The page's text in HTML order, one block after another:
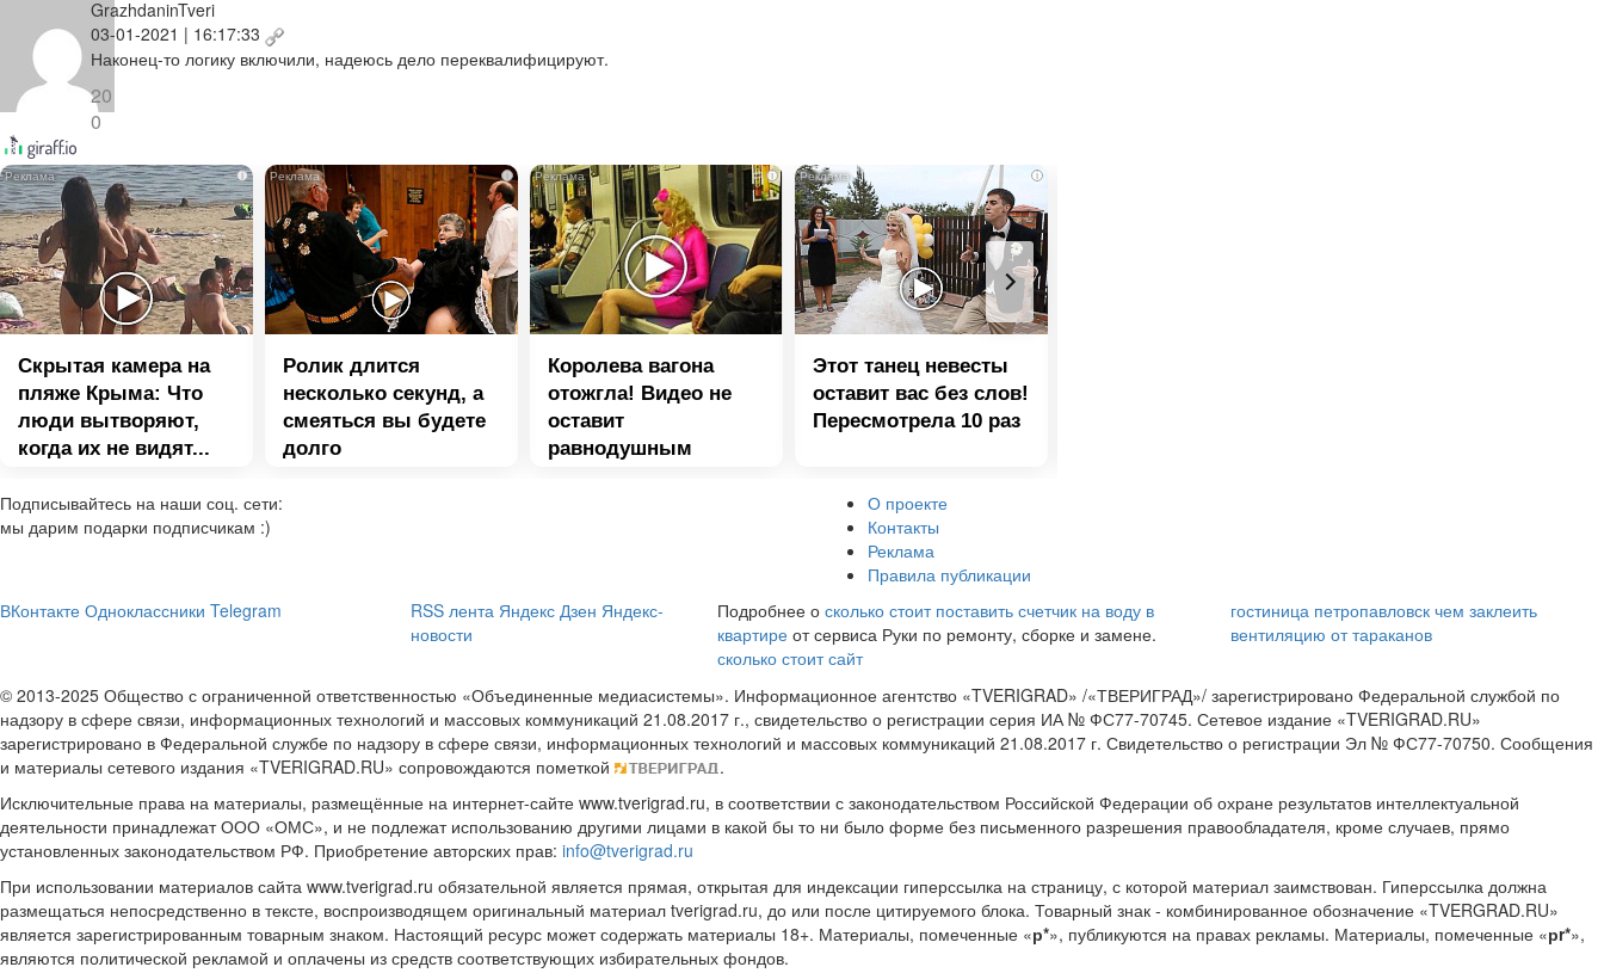
GrazhdaninTveri
03-01-2021 | 16:17:33
Наконец-то логику включили, надеюсь дело переквалифицируют.
20
0
i
Скрытая камера на
пляже Крыма: Что
люди вытворяют,
когда их не видят...
i
Ролик длится
несколько секунд, а
смеяться вы будете
долго
i
Королева вагона
отожгла! Видео не
оставит
равнодушным
i
Этот танец невесты
оставит вас без слов!
Пересмотрела 10 раз
О проекте
Контакты
Реклама
Правила публикации
Подписывайтесь на наши соц. сети:
мы дарим подарки подписчикам :)
ВКонтакте Одноклассники Telegram RSS лента Яндекс Дзен Яндекс-
новости
Подробнее осколько стоит поставить счетчик на воду в
квартире от сервиса Руки по ремонту, сборке и замене.
сколько стоит сайт
гостиница петропавловск чем заклеить
вентиляцию от тараканов
© 2013-2025 Общество с ограниченной ответственностью «Объединенные медиасистемы». Информационное агентство «TVERIGRAD» /«ТВЕРИГРАД»/ зарегистрировано Федеральной службой по
надзору в сфере связи, информационных технологий и массовых коммуникаций 21.08.2017 г., свидетельство о регистрации серия ИА № ФС77-70745. Сетевое издание «TVERIGRAD.RU»
зарегистрировано в Федеральной службе по надзору в сфере связи, информационных технологий и массовых коммуникаций 21.08.2017 г. Свидетельство о регистрации Эл № ФС77-70750. Сообщения
и материалы сетевого издания «TVERIGRAD.RU» сопровождаются пометкой
.
Исключительные права на материалы, размещённые на интернет-сайте www.tverigrad.ru, в соответствии с законодательством Российской Федерации об охране результатов интеллектуальной
деятельности принадлежат ООО «ОМС», и не подлежат использованию другими лицами в какой бы то ни было форме без письменного разрешения правообладателя, кроме случаев, прямо
установленных законодательством РФ. Приобретение авторских прав: info@tverigrad.ru
При использовании материалов сайта www.tverigrad.ru обязательной является прямая, открытая для индексации гиперссылка на страницу, с которой материал заимствован. Гиперссылка должна
размещаться непосредственно в тексте, воспроизводящем оригинальный материал tverigrad.ru, до или после цитируемого блока. Товарный знак - комбинированное обозначение «TVERGRAD.RU»
является зарегистрированным товарным знаком. Настоящий ресурс может содержать материалы 18+. Материалы, помеченные «р*», публикуются на правах рекламы. Материалы, помеченные «рr*»,
являются политической рекламой и оплачены из средств соответствующих избирательных фондов.